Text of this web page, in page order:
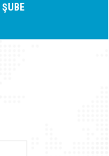
ŞUBE